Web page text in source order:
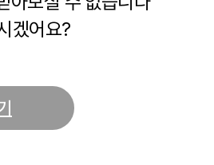
겠어요?